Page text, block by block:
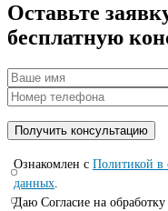
Оставьте
бесплатную
Ознакомлен с Политикой в
данных.
Даю Согласие на обработку